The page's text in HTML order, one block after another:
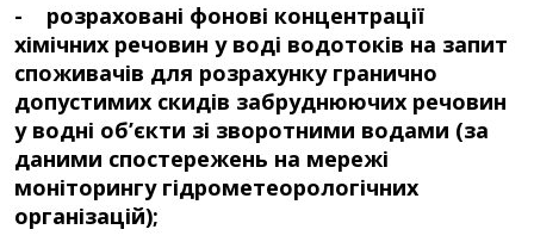
- розраховані фонові концентрації
хімічних речовин у воді водотоків на запит
споживачів для розрахунку гранично
допустимих скидів забруднюючих речовин
у водні об’єкти зі зворотними водами (за
даними спостережень на мережі
моніторингу гідрометеорологічних
організацій);